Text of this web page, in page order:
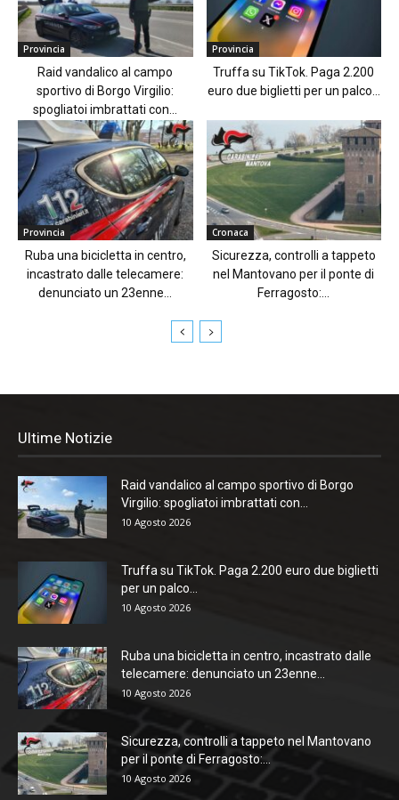
Provincia
Raid vandalico al campo
sportivo di Borgo Virgilio:
spogliatoi imbrattati con...
Provincia
Truffa su TikTok. Paga 2.200
euro due biglietti per un palco...
Provincia
Ruba una bicicletta in centro,
incastrato dalle telecamere:
denunciato un 23enne...
Cronaca
Sicurezza, controlli a tappeto
nel Mantovano per il ponte di
Ferragosto:...
Ultime Notizie
Raid vandalico al campo sportivo di Borgo
Virgilio: spogliatoi imbrattati con...
10 Agosto 2026
Truffa su TikTok. Paga 2.200 euro due biglietti
per un palco...
10 Agosto 2026
Ruba una bicicletta in centro, incastrato dalle
telecamere: denunciato un 23enne...
10 Agosto 2026
Sicurezza, controlli a tappeto nel Mantovano
per il ponte di Ferragosto:...
10 Agosto 2026